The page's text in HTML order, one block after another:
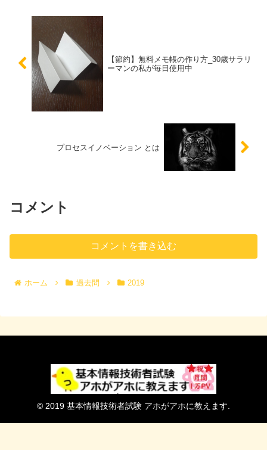
【節約】無料メモ帳の作り方_30歳サラリ
ーマンの私が毎日使用中
プロセスイノベーション とは
コメント
コメントを書き込む
ホーム 過去問 2019
© 2019 基本情報技術者試験 アホがアホに教えます.